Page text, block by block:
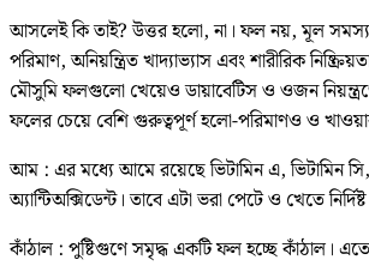
আসলেই কি তাই? উত্তর হলো, না। ফল নয়, মূল
পরিমাণ, অনিয়ন্ত্রিত খাদ্যাভ্যাস এবং শারীরিক
মৌসুমি ফলগুলো খেয়েও ডায়াবেটিস ও ওজন
ফলের চেয়ে বেশি গুরুত্বপূর্ণ হলো-পরিমাণও ও
আম : এর মধ্যে আমে রয়েছে ভিটামিন এ, ভিটামিন
অ্যান্টিঅক্সিডেন্ট। তাবে এটা ভরা পেটে ও খেতে
কাঁঠাল : পুষ্টিগুণে সমৃদ্ধ একটি ফল হচ্ছে কাঁঠাল।